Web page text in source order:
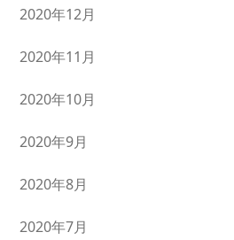
2020年12月
2020年11月
2020年10月
2020年9月
2020年8月
2020年7月